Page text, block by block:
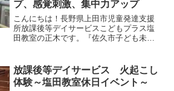
プ、感覚刺激、集中力アップ
こんにちは！長野県上田市児童発達支援
所放課後等デイサービスこどもプラス塩
田教室の正木です。『佐久市子ども未来
土曜日に、参観日を頑張った子ども達今
日は、ちょっと遠出をして...
放課後等デイサービス 火起こし
体験～塩田教室休日イベント～